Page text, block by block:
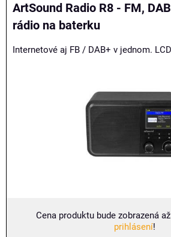
ArtSound Radio R8 - FM,
rádio na baterku
Internetové aj FB / DAB+ v jednom.
Cena produktu bude zobrazená
prihlásení!